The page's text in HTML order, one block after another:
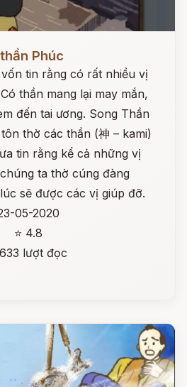
Phúc
tin rằng có rất nhiều vị
thần mang lại may mắn,
đến tai ương. Song Thần
thờ các thần (神 – kami)
tin rằng kể cả những vị
ta thờ cúng đàng
sẽ được các vị giúp đỡ.
05-2020
⭐ 4.8
lượt đọc